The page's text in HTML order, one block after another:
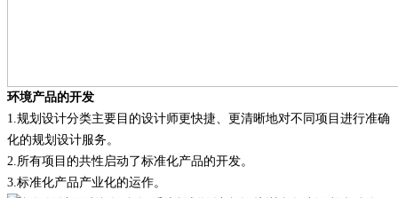
环境产品的开发
1. 规划设计分类主要目的设计师更快捷、更清晰地对不同项目进行准确
化的规划设计服务。
2. 所有项目的共性启动了标准化产品的开发。
3. 标准化产品产业化的运作。